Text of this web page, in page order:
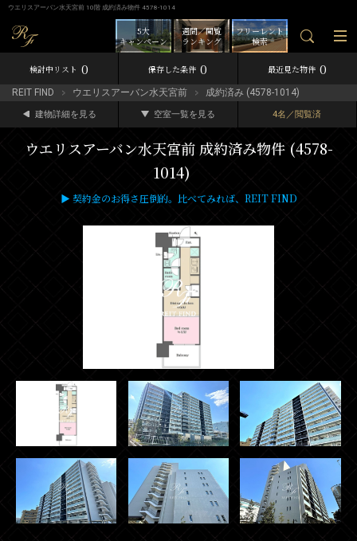
ウエリスアーバン水天宮前 10階 成約済み物件 4578-1014
フリーレント
検索
週間／閲覧
ランキング
5大
キャンペーン
検討中リスト 0 保存した条件 0 最近見た物件 0
REIT FIND ウエリスアーバン水天宮前 成約済み (4578-1014)
建物詳細を見る 空室一覧を見る 4名／閲覧済
ウエリスアーバン水天宮前 成約済み物件 (4578-
1014)
▶ 契約金のお得さ圧倒的。比べてみれば、REIT FIND